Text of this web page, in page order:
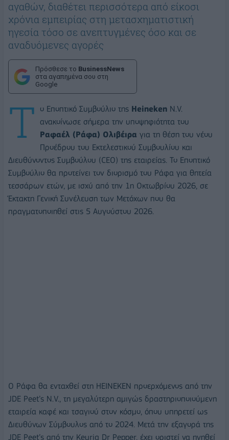
αγαθών, διαθέτει περισσότερα από είκοσι
χρόνια εμπειρίας στη μετασχηματιστική
ηγεσία τόσο σε ανεπτυγμένες όσο και σε
αναδυόμενες αγορές
Πρόσθεσε το BusinessNews
στα αγαπημένα σου στη
Google
Τ ο Εποπτικό Συμβούλιο της Heineken N.V.
ανακοίνωσε σήμερα την υποψηφιότητα του
Ραφαέλ (Ράφα) Ολιβέιρα για τη θέση του νέου
Προέδρου του Εκτελεστικού Συμβουλίου και
Διευθύνοντος Συμβούλου (CEO) της εταιρείας. Το Εποπτικό
Συμβούλιο θα προτείνει τον διορισμό του Ράφα για θητεία
τεσσάρων ετών, με ισχύ από την 1η Οκτωβρίου 2026, σε
Έκτακτη Γενική Συνέλευση των Μετόχων που θα
πραγματοποιηθεί στις 5 Αυγούστου 2026.
Ο Ράφα θα ενταχθεί στη HEINEKEN προερχόμενος από την
JDE Peet’s N.V., τη μεγαλύτερη αμιγώς δραστηριοποιούμενη
εταιρεία καφέ και τσαγιού στον κόσμο, όπου υπηρετεί ως
Διευθύνων Σύμβουλος από το 2024. Μετά την εξαγορά της
JDE Peet’s από την Keurig Dr Pepper, έχει οριστεί να ηγηθεί